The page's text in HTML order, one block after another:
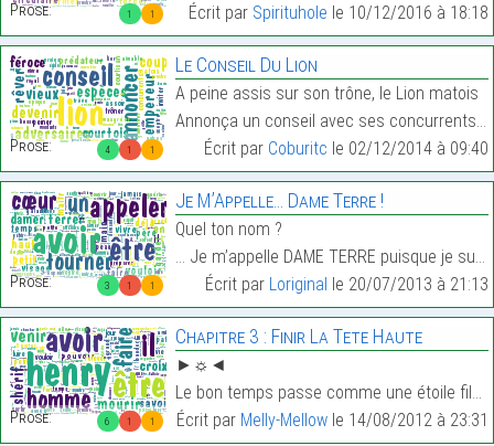
1 1
Prose:
Écrit par Spirituhole le 10/12/2016 à 18:18
4 1 1
Prose:
Le Conseil Du Lion
A peine assis sur son trône, le Lion matois
Annonça un conseil avec ses concurrents :…
Écrit par Coburitc le 02/12/2014 à 09:40
3 1 1
Prose:
Je M’Appelle… Dame Terre !
Quel ton nom ?
… Je m’appelle DAME TERRE puisque je suis mariée, …
Écrit par Loriginal le 20/07/2013 à 21:13
6 1 1
Prose:
Chapitre 3 : Finir La Tete Haute
►☼◄
Le bon temps passe comme une étoile filante. Henry…
Écrit par Melly-Mellowle 14/08/2012 à 23:31